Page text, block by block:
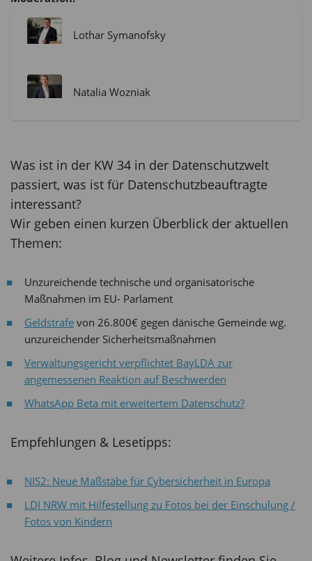
Lothar Symanofsky
Natalia Wozniak
Was ist in der KW 34 in der Datenschutzwelt
passiert, was ist für Datenschutzbeauftragte
interessant?
Wir geben einen kurzen Überblick der aktuellen
Themen:
Unzureichende technische und organisatorische
Maßnahmen im EU- Parlament
Geldstrafe von 26.800€ gegen dänische Gemeinde wg.
unzureichender Sicherheitsmaßnahmen
Verwaltungsgericht verpflichtet BayLDA zur
angemessenen Reaktion auf Beschwerden
WhatsApp Beta mit erweitertem Datenschutz?
Empfehlungen & Lesetipps:
NIS2: Neue Maßstäbe für Cybersicherheit in Europa
LDI NRW mit Hilfestellung zu Fotos bei der Einschulung /
Fotos von Kindern